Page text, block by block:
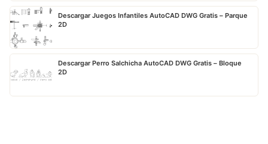
Descargar Juegos Infantiles AutoCAD DWG Gratis – Parque
2D
Descargar Perro Salchicha AutoCAD DWG Gratis – Bloque
2D